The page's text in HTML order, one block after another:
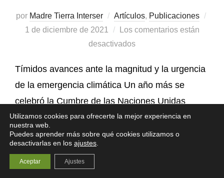
por Madre Tierra Interser Artículos, Publicaciones
1 de diciembre de 2021
Los comentarios están
desactivados
Tímidos avances ante la magnitud y la urgencia
de la emergencia climática Un año más se
celebró la Cumbre de las Naciones Unidas
sobre el cambio climático, y un año más
decepcionó a la ciudadanía por sus insuficientes
avances para afrontar un problema que ya
estamos sufriendo, con mayor frecuencia e
Utilizamos cookies para ofrecerte la mejor experiencia en
nuestra web.
Puedes aprender más sobre qué cookies utilizamos o
desactivarlas en los ajustes
Aceptar Ajustes